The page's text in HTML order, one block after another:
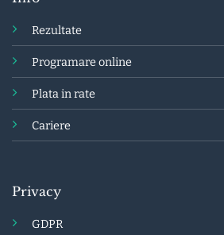
Rezultate
Programare online
Plata in rate
Cariere
Privacy
GDPR